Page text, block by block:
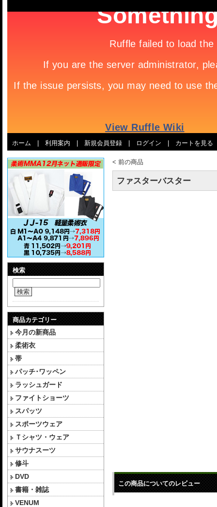
ホーム 利用案内 新規会員登録 ログイン カートを見る
検索
検索
商品カテゴリー
今月の新商品
柔術衣
帯
パッチ･ワッペン
ラッシュガード
ファイトショーツ
スパッツ
スポーツウェア
Ｔシャツ・ウェア
サウナスーツ
修斗
DVD
書籍・雑誌
VENUM
< 前の商品
ファスターバスター
この商品についてのレビュー